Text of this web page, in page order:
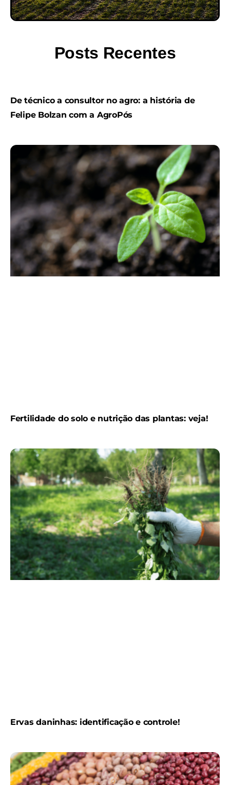
Posts Recentes
De técnico a consultor no agro: a história de
Felipe Bolzan com a AgroPós
Fertilidade do solo e nutrição das plantas: veja!
Ervas daninhas: identificação e controle!